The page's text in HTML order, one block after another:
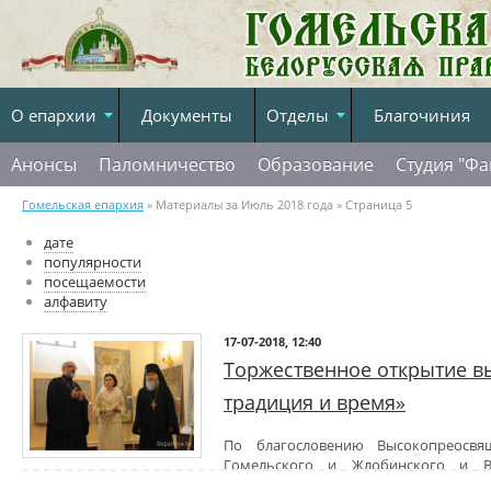
О епархии Документы Отделы Благочиния
Анонсы Паломничество Образование Студия
Гомельская епархия » Материалы за Июль 2018 года » Страница 5
дате
популярности
посещаемости
алфавиту
17-07-2018, 12:40
Торжественное открытие
традиция и время»
По благословению
Гомельского и Жлобинского и